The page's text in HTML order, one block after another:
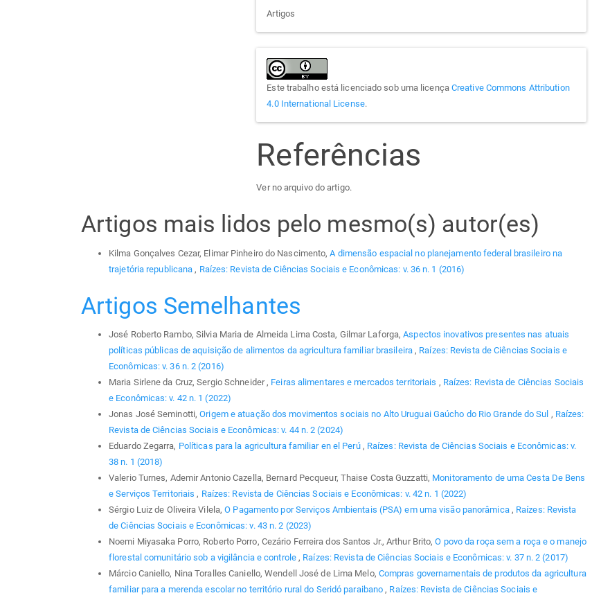
Artigos
Este trabalho está licenciado sob uma licença Creative Commons Attribution
4.0 International License.
Referências
Ver no arquivo do artigo.
Artigos mais lidos pelo mesmo(s) autor(es)
Kilma Gonçalves Cezar, Elimar Pinheiro do Nascimento,A dimensão espacial no planejamento federal brasileiro na
trajetória republicana , Raízes: Revista de Ciências Sociais e Econômicas: v. 36 n. 1 (2016)
Artigos Semelhantes
José Roberto Rambo, Silvia Maria de Almeida Lima Costa, Gilmar Laforga,Aspectos inovativos presentes nas atuais
políticas públicas de aquisição de alimentos da agricultura familiar brasileira, Raízes: Revista de Ciências Sociais e
Econômicas: v. 36 n. 2 (2016)
Maria Sirlene da Cruz, Sergio Schneider , Feiras alimentares e mercados territoriais , Raízes: Revista de Ciências Sociais
e Econômicas: v. 42 n. 1 (2022)
Jonas José Seminotti,Origem e atuação dos movimentos sociais no Alto Uruguai Gaúcho do Rio Grande do Sul , Raízes:
Revista de Ciências Sociais e Econômicas: v. 44 n. 2 (2024)
Eduardo Zegarra, Políticas para la agricultura familiar en el Perú , Raízes: Revista de Ciências Sociais e Econômicas: v.
38 n. 1 (2018)
Valerio Turnes, Ademir Antonio Cazella, Bernard Pecqueur, Thaise Costa Guzzatti, Monitoramento de uma Cesta De Bens
e Serviços Territoriais, Raízes: Revista de Ciências Sociais e Econômicas: v. 42 n. 1 (2022)
Sérgio Luiz de Oliveira Vilela,O Pagamento por Serviços Ambientais (PSA) em uma visão panorâmica , Raízes: Revista
de Ciências Sociais e Econômicas: v. 43 n. 2 (2023)
Noemi Miyasaka Porro, Roberto Porro, Cezário Ferreira dos Santos Jr., Arthur Brito,O povo da roça sem a roça e o manejo
florestal comunitário sob a vigilância e controle, Raízes: Revista de Ciências Sociais e Econômicas: v. 37 n. 2 (2017)
Márcio Caniello, Nina Toralles Caniello, Wendell José de Lima Melo, Compras governamentais de produtos da agricultura
familiar para a merenda escolar no território rural do Seridó paraibano, Raízes: Revista de Ciências Sociais e